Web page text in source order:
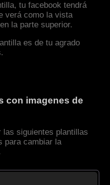
tu facebook tendrá
verá como la vista
la parte superior.
es de tu agrado
con imagenes de
las siguientes plantillas
para cambiar la